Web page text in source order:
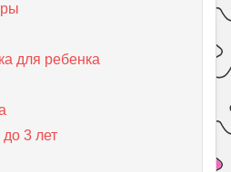
для ребенка
3 лет